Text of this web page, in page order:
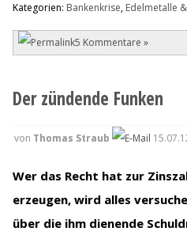
Kategorien: Bankenkrise, Edelmetalle
5 Kommentare »
Der zündende Funken
von Thomas Straub
Wer das Recht hat zur
erzeugen, wird alles
über die ihm dienende